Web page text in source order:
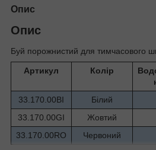
Опис
Опис
Буй порожнистий для тимчасового
Артикул Колір
33.170.00BI Білий
33.170.00GI
Жовтий
33.170.00RO
Червоний